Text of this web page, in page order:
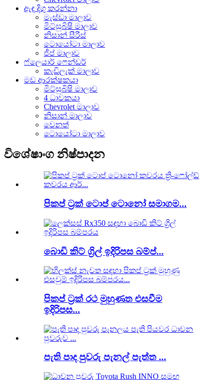
ඇඳ දිගු කරන්නා
මැස්ඩා මාලාව
මිට්සුබිෂි මාලාව
නිසාන් සීරීස්
ටොයෝටා මාලාව
ජීප් මාලාව
ෆ්ලෙයාර් ෆෙන්ඩර්
කැඩිලැක් මාලාව
මඩ ආරක්ෂකයා
මිට්සුබිෂි මාලාව
4 ධාවකයා
Chevrolet මාලාව
නිසාන් මාලාව
වෙනත්
ටොයෝටා මාලාව
විශේෂාංග නිෂ්පාදන
පිකප් ට්‍රක් ටොප් ටොනෝ සමාගම...
බොඩි කිට් ග්‍රිල් ඉදිරිපස බම්ප්...
පිකප් ට්‍රක් රථ මුහුණත එසවීම
ඉදිරිපස...
පැති පාද පුවරු පැනල් පැත්ත ...